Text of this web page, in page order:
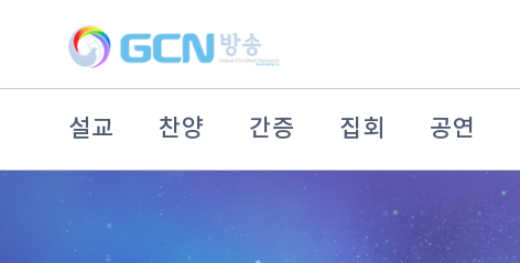
설교 찬양 간증 집회 공연